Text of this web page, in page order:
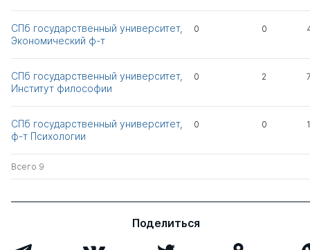
СПб государственный университет,
Экономический ф-т
0 0
СПб государственный университет,
Институт философии
0 2
СПб государственный университет,
ф-т Психологии
0 0
Всего 9
Поделиться